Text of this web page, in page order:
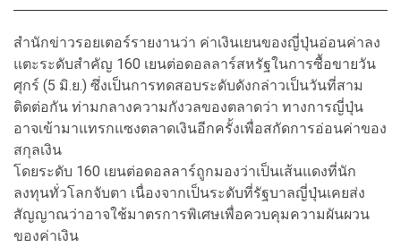
สำนักข่าวรอยเตอร์รายงานว่า ค่าเงินเยนของญี่ปุ่นอ่อนค่าลง
แตะระดับสำคัญ 160 เยนต่อดอลลาร์สหรัฐในการซื้อขายวัน
ศุกร์ (5 มิ.ย.) ซึ่งเป็นการทดสอบระดับดังกล่าวเป็นวันที่สาม
ติดต่อกัน ท่ามกลางความกังวลของตลาดว่า ทางการญี่ปุ่น
อาจเข้ามาแทรกแซงตลาดเงินอีกครั้งเพื่อสกัดการอ่อนค่าของ
สกุลเงิน
โดยระดับ 160 เยนต่อดอลลาร์ถูกมองว่าเป็นเส้นแดงที่นัก
ลงทุนทั่วโลกจับตา เนื่องจากเป็นระดับที่รัฐบาลญี่ปุ่นเคยส่ง
สัญญาณว่าอาจใช้มาตรการพิเศษเพื่อควบคุมความผันผวน
ของค่าเงิน